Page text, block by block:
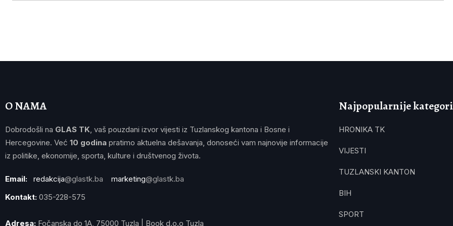
O NAMA
Dobrodošli na GLAS TK, vaš pouzdani izvor vijesti iz Tuzlanskog kantona i Bosne i
Hercegovine. Već 10 godina pratimo aktuelna dešavanja, donoseći vam najnovije informacije
iz politike, ekonomije, sporta, kulture i društvenog života.
Email: redakcija@glastk.ba marketing@glastk.ba
Kontakt: 035-228-575
Adresa: Fočanska do 1A, 75000 Tuzla | Book d.o.o Tuzla
Najpopularnije
HRONIKA TK
VIJESTI
TUZLANSKI KANTON
BIH
SPORT